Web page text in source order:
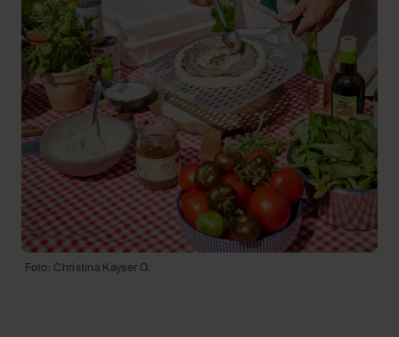
Foto: Christina Kayser O.